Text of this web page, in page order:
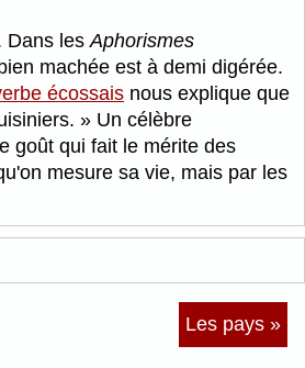
Dans lesAphorismes
machée est à demi digérée.
écossais nous explique que
Un célèbre
goût qui fait le mérite des
mesure sa vie, mais par les
Les pays »